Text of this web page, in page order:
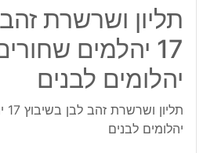
תליון ושרשרת
יהלומים לבנים
יהלומים לבנים